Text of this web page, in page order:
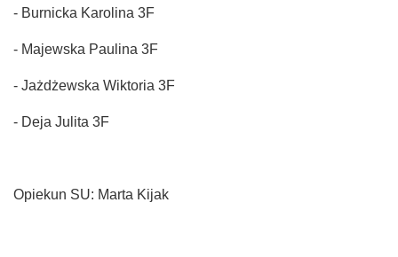
- Burnicka Karolina 3F
- Majewska Paulina 3F
- Jażdżewska Wiktoria 3F
- Deja Julita 3F
Opiekun SU: Marta Kijak